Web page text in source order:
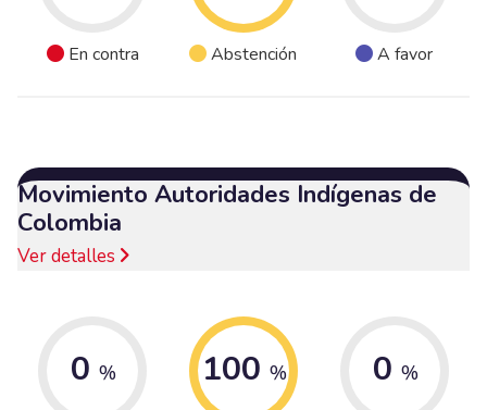
En contra Abstención A favor
Movimiento Autoridades Indígenas de
Colombia
Ver detalles
0 % 100 % 0 %